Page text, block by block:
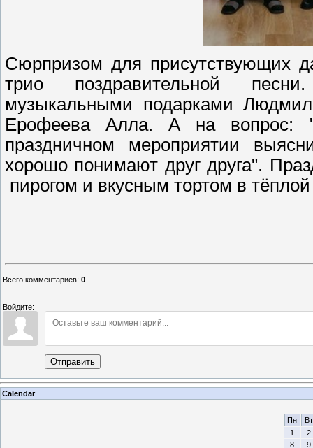
Сюрпризом для присутствующих
трио поздравительной
музыкальными подарками
Ерофеева Алла. А на вопрос:
праздничном мероприятии
хорошо понимают друг друга".
пирогом и вкусным тортом в
Всего комментариев: 0
Войдите:
Отправить
Calendar
Пн
Вт
1
2
8
9